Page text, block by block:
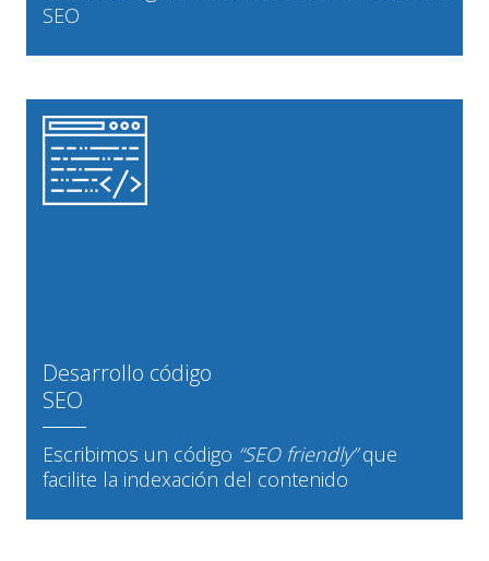
SEO
Desarrollo código
SEO
Escribimos un código “SEO friendly”que
facilite la indexación del contenido